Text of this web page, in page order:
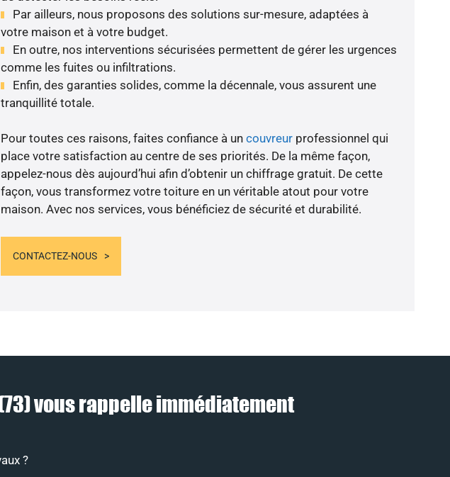
Par ailleurs, nous proposons des solutions sur-mesure, adaptées à
votre maison et à votre budget.
En outre, nos interventions sécurisées permettent de gérer les urgences
comme les fuites ou infiltrations.
Enfin, des garanties solides, comme la décennale, vous assurent une
tranquillité totale.
Pour toutes ces raisons, faites confiance à un couvreurprofessionnel qui
place votre satisfaction au centre de ses priorités. De la même façon,
appelez-nous dès aujourd’hui afin d’obtenir un chiffrage gratuit. De cette
façon, vous transformez votre toiture en un véritable atout pour votre
maison. Avec nos services, vous bénéficiez de sécurité et durabilité.
CONTACTEZ-NOUS
vous rappelle immédiatement
?